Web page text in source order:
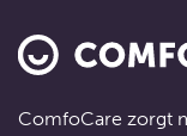
ComfoCare zorgt